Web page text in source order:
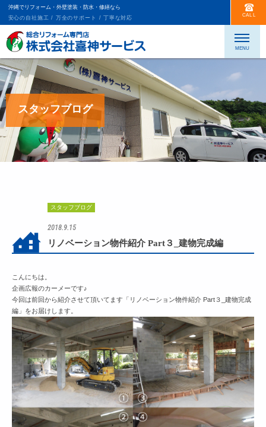
沖縄でリフォーム・外壁塗装・防水・修繕なら
安心の自社施工 / 万全のサポート / 丁寧な対応
CALL
スタッフブログ
スタッフブログ
2018.9.15
リノベーション物件紹介 Part３_建物完成編
こんにちは。
企画広報のカーメーです♪
今回は前回から紹介させて頂いてます「リノベーション物件紹介 Part３_建物完成
編」をお届けします。